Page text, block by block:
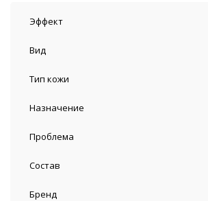
Эффект
Вид
Тип кожи
Назначение
Проблема
Состав
Бренд